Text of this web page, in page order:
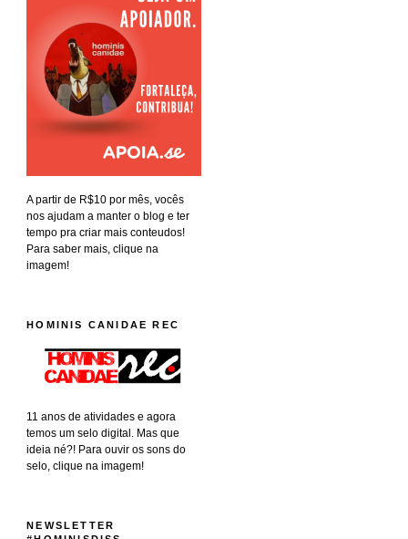
A partir de R$10 por mês, vocês
nos ajudam a manter o blog e ter
tempo pra criar mais conteudos!
Para saber mais, clique na
imagem!
HOMINIS CANIDAE REC
11 anos de atividades e agora
temos um selo digital. Mas que
ideia né?! Para ouvir os sons do
selo, clique na imagem!
NEWSLETTER